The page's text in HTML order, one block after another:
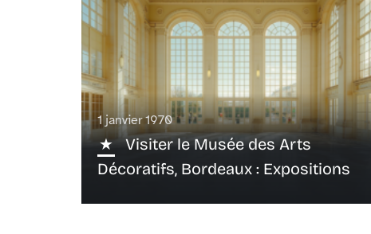
1 janvier 1970
Visiter le Musée des Arts
Décoratifs, Bordeaux : Expositions